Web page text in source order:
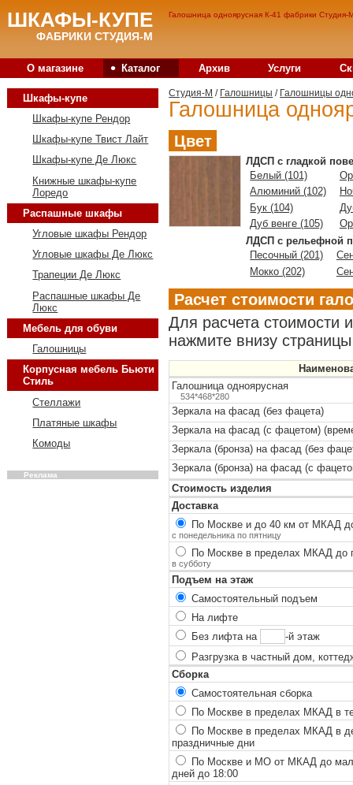
Галошница одноярусная К-41 фабрики Студия-
ШКАФЫ-КУПЕ
ФАБРИКИ СТУДИЯ-М
О магазине • Каталог Архив Услуги
Студия-M / Галошницы / Галошницы
Галошница
Цвет
ЛДСП с гладкой
Белый (101)
Алюминий (102)
Бук (104)
Дуб венге (105)
ЛДСП с рельефной
Песочный (201)
Мокко (202)
Расчет стоимости
Для расчета стоимости
нажмите внизу
Галошница одноярусная
534*468*280
Зеркала на фасад (без фацета)
Зеркала на фасад (с фацетом)
Зеркала (бронза) на фасад (без
Зеркала (бронза) на фасад (с
Стоимость изделия
Доставка
По Москве и до 40 км от МКАД
с понедельника по пятницу
По Москве в пределах МКАД до
в субботу
Подъем на этаж
Самостоятельный подъем
На лифте
Без лифта на
-й этаж
Разгрузка в частный дом,
Сборка
Самостоятельная сборка
По Москве в пределах МКАД в
По Москве в пределах МКАД в
праздничные дни
По Москве и МО от МКАД до
дней до 18:00
Шкафы-купе
Шкафы-купе Рендор
Шкафы-купе Твист Лайт
Шкафы-купе Де Люкс
Книжные шкафы-купе
Лоредо
Распашные шкафы
Угловые шкафы Рендор
Угловые шкафы Де Люкс
Трапеции Де Люкс
Распашные шкафы Де
Люкс
Мебель для обуви
Галошницы
Корпусная мебель Бьюти
Стиль
Стеллажи
Платяные шкафы
Комоды
Реклама